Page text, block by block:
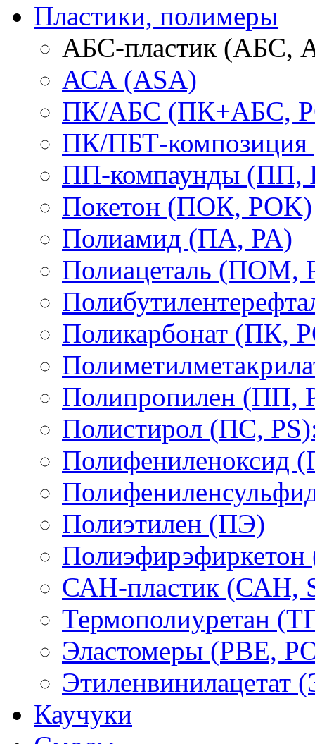
Пластики, полимеры
АБС-пластик (АБС,
АСА (ASA)
ПК/АБС (ПК+АБС,
ПК/ПБТ-композиция
ПП-компаунды (ПП,
Покетон (ПОК, POK)
Полиамид (ПА, PA)
Полиацеталь (ПОМ,
Поликарбонат (ПК,
Полипропилен (ПП,
Полистирол (ПС,
Полифениленоксид
Полиэтилен (ПЭ)
САН-пластик (САН,
Термополиуретан
Эластомеры (PBE,
Этиленвинилацетат
Каучуки